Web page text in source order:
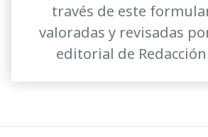
través de este
valoradas y revisadas
editorial de